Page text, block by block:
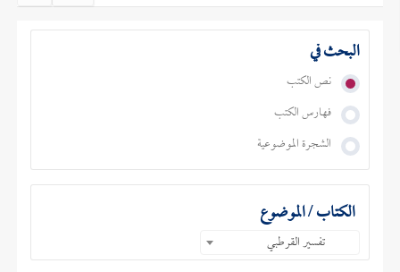
البحث في
نص الكتب
فهارس الكتب
الشجرة الموضوعية
الكتاب / الموضوع
تفسير القرطبي